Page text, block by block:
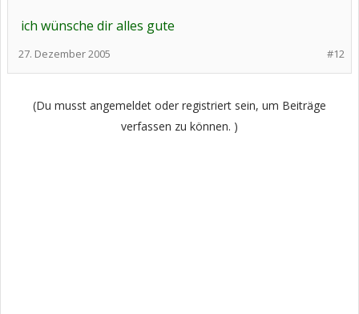
ich wünsche dir alles gute
#12
27. Dezember 2005
(Du musst angemeldet oder registriert sein, um Beiträge
verfassen zu können. )